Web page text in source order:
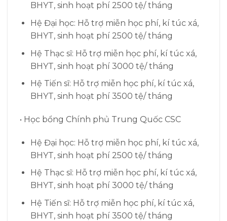
BHYT, sinh hoạt phí 2500 tệ/ tháng
Hệ Đại học: Hỗ trợ miễn học phí, kí túc xá,
BHYT, sinh hoạt phí 2500 tệ/ tháng
Hệ Thạc sĩ: Hỗ trợ miễn học phí, kí túc xá,
BHYT, sinh hoạt phí 3000 tệ/ tháng
Hệ Tiến sĩ: Hỗ trợ miễn học phí, kí túc xá,
BHYT, sinh hoạt phí 3500 tệ/ tháng
• Học bổng Chính phủ Trung Quốc CSC
Hệ Đại học: Hỗ trợ miễn học phí, kí túc xá,
BHYT, sinh hoạt phí 2500 tệ/ tháng
Hệ Thạc sĩ: Hỗ trợ miễn học phí, kí túc xá,
BHYT, sinh hoạt phí 3000 tệ/ tháng
Hệ Tiến sĩ: Hỗ trợ miễn học phí, kí túc xá,
BHYT, sinh hoạt phí 3500 tệ/ tháng